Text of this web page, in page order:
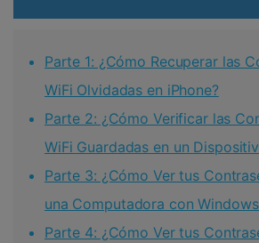
󠀰Parte 1: ¿Cómo Recuperar las
WiFi Olvidadas en iPhone?󠀲󠀩󠀥󠀦󠀨󠀣󠀡󠀣󠀳
󠀰Parte 2: ¿Cómo Verificar las
WiFi Guardadas en un
󠀰Parte 3: ¿Cómo Ver tus
una Computadora con
󠀰Parte 4: ¿Cómo Ver tus